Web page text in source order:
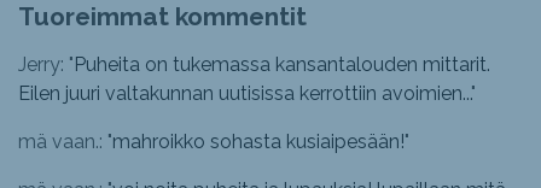
Tuoreimmat kommentit
Jerry: "Puheita on tukemassa kansantalouden mittarit.
Eilen juuri valtakunnan uutisissa kerrottiin avoimien..."
mä vaan.: "mahroikko sohasta kusiaipesään!"